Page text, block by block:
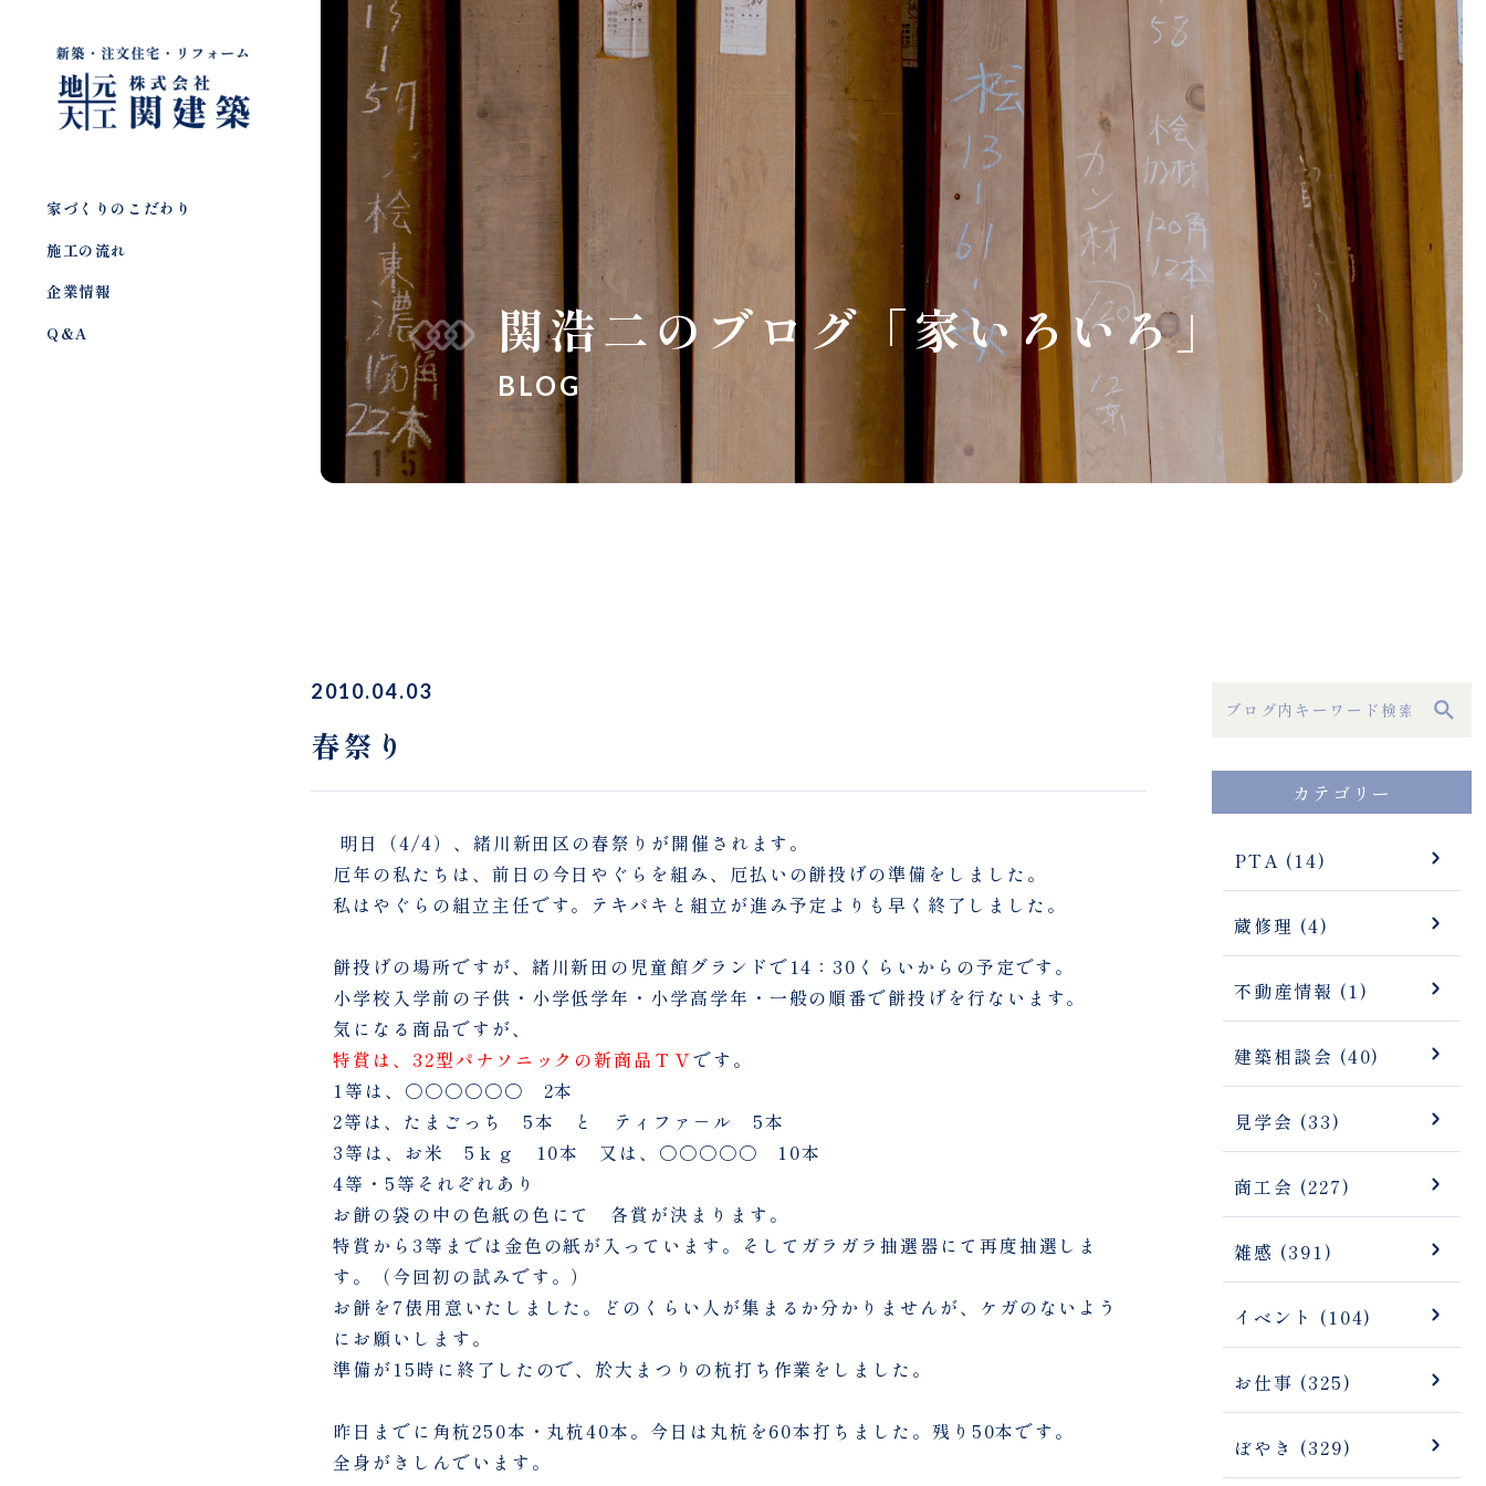
家づくりのこだわり
施工の流れ
企業情報
Q&A
関浩二のブログ「家いろいろ」
BLOG
2010.04.03
春祭り
明日（4/4）、緒川新田区の春祭りが開催されます。
厄年の私たちは、前日の今日やぐらを組み、厄払いの餅投げの準備をしました。
私はやぐらの組立主任です。テキパキと組立が進み予定よりも早く終了しました。
餅投げの場所ですが、緒川新田の児童館グランドで14：30くらいからの予定です。
小学校入学前の子供・小学低学年・小学高学年・一般の順番で餅投げを行ないます。
気になる商品ですが、
特賞は、32型パナソニックの新商品ＴＶです。
1等は、〇〇〇〇〇〇 2本
2等は、たまごっち 5本 と ティファ－ル 5本
3等は、お米 5ｋｇ 10本 又は、〇〇〇〇〇 10本
4等・5等それぞれあり
お餅の袋の中の色紙の色にて 各賞が決まります。
特賞から3等までは金色の紙が入っています。そしてガラガラ抽選器にて再度抽選しま
す。（今回初の試みです。）
お餅を7俵用意いたしました。どのくらい人が集まるか分かりませんが、ケガのないよう
にお願いします。
準備が15時に終了したので、於大まつりの杭打ち作業をしました。
昨日までに角杭250本・丸杭40本。今日は丸杭を60本打ちました。残り50本です。
全身がきしんでいます。
カテゴリー
PTA (14)
蔵修理 (4)
不動産情報 (1)
建築相談会 (40)
見学会 (33)
商工会 (227)
雑感 (391)
イベント (104)
お仕事 (325)
ぼやき (329)